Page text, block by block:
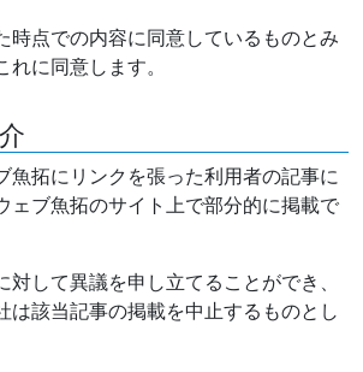
時点での内容に同意しているものとみ
れに同意します。
魚拓にリンクを張った利用者の記事に
ェブ魚拓のサイト上で部分的に掲載で
対して異議を申し立てることができ、
は該当記事の掲載を中止するものとし